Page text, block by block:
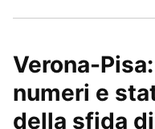
Verona-
numeri e
della sfida